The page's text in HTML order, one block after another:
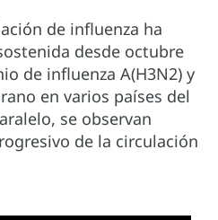
de influenza ha
desde octubre
de influenza A(H3N2) y
en varios países del
se observan
de la circulación